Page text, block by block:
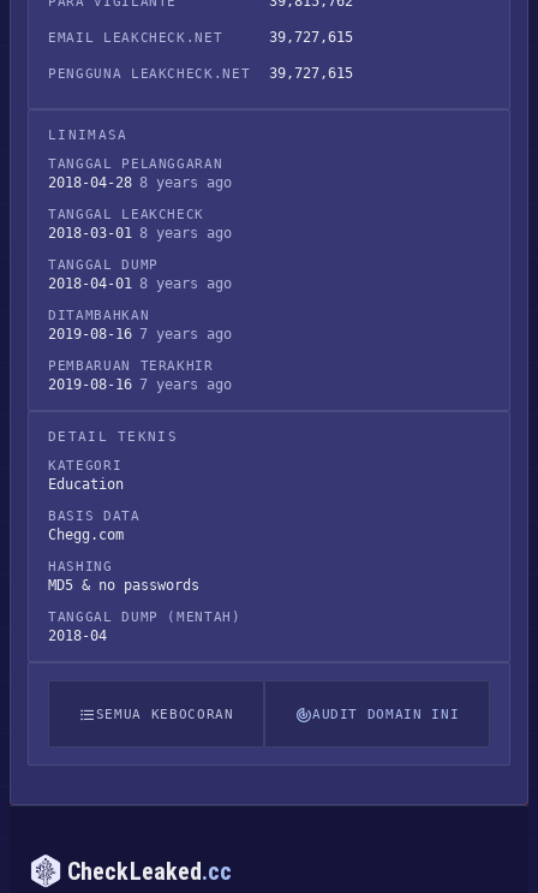
EMAIL LEAKCHECK.NET 39,727,615
PENGGUNA LEAKCHECK.NET 39,727,615
LINIMASA
TANGGAL PELANGGARAN
2018-04-28 8 years ago
TANGGAL LEAKCHECK
2018-03-01 8 years ago
TANGGAL DUMP
2018-04-01 8 years ago
DITAMBAHKAN
2019-08-16 7 years ago
PEMBARUAN TERAKHIR
2019-08-16 7 years ago
DETAIL TEKNIS
KATEGORI
Education
BASIS DATA
Chegg.com
HASHING
MD5 & no passwords
TANGGAL DUMP (MENTAH)
2018-04
SEMUA KEBOCORAN AUDIT DOMAIN INI
CheckLeaked.cc